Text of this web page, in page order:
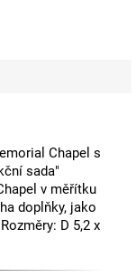
Chapel s
sada"
v měřítku
doplňky, jako
D 5,2 x